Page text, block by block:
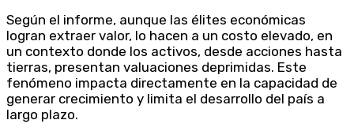
Según el informe, aunque las élites económicas
logran extraer valor, lo hacen a un costo elevado, en
un contexto donde los activos, desde acciones hasta
tierras, presentan valuaciones deprimidas. Este
fenómeno impacta directamente en la capacidad de
generar crecimiento y limita el desarrollo del país a
largo plazo.